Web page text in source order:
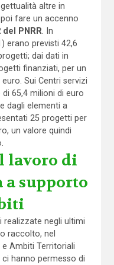
altre in
fare un accenno
PNRR . In
erano previsti 42,6
dai dati in
finanziati, per un
Sui Centri servizi
65,4 milioni di euro
dagli elementi a
25 progetti per
un valore quindi
lavoro di
a supporto
realizzate negli ultimi
raccolto, nel
Ambiti Territoriali
hanno permesso di